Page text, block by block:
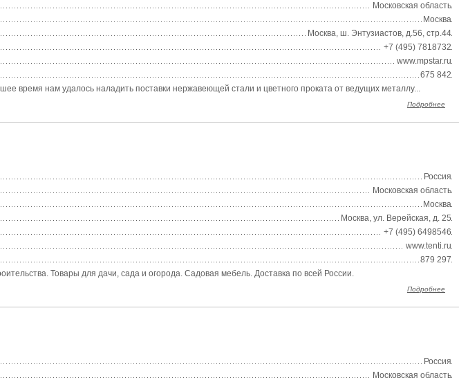
Московская область
Москва
Москва, ш. Энтузиастов, д.56, стр.44
+7 (495) 7818732
www.mpstar.ru
675 842
время нам удалось наладить поставки нержавеющей стали и цветного проката от ведущих металлу...
Подробнее
Россия
Московская область
Москва
Москва, ул. Верейская, д. 25
+7 (495) 6498546
www.tenti.ru
879 297
Товары для дачи, сада и огорода. Садовая мебель. Доставка по всей России.
Подробнее
Россия
Московская область